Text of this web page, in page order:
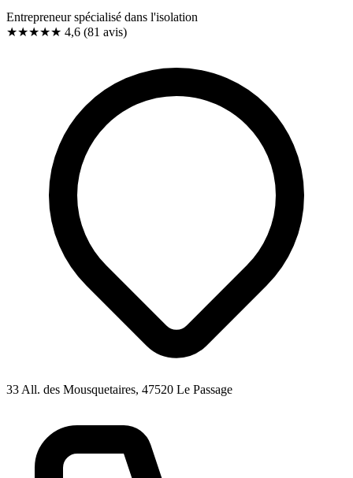
Entrepreneur spécialisé dans l'isolation
★★★★★ 4,6 (81 avis)
33 All. des Mousquetaires, 47520 Le Passage